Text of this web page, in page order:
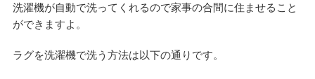
洗濯機が自動で洗ってくれるので家事の合間に住ませること
ができますよ。
ラグを洗濯機で洗う方法は以下の通りです。